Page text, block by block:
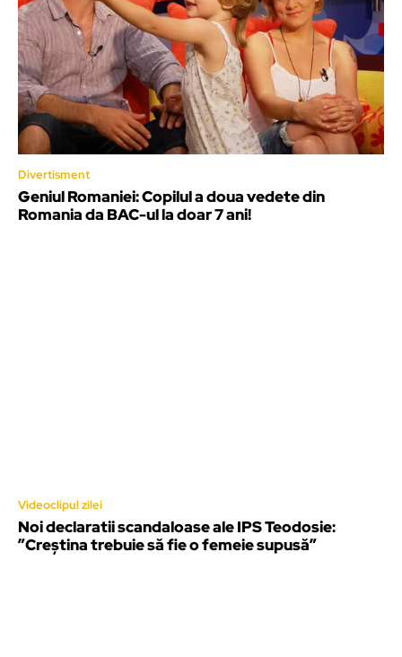
Divertisment
Geniul Romaniei: Copilul a doua vedete din
Romania da BAC-ul la doar 7 ani!
Videoclipul zilei
Noi declaratii scandaloase ale IPS Teodosie:
”Creștina trebuie să fie o femeie supusă”